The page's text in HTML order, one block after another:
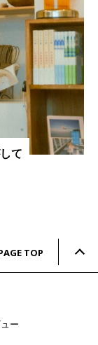
て
TOP
ー